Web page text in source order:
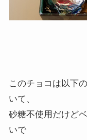
このチョコは以下
いて、
砂糖不使用だけど
いで